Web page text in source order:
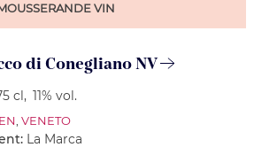
VIN
di Conegliano NV
cl, 11% vol.
VENETO
La Marca